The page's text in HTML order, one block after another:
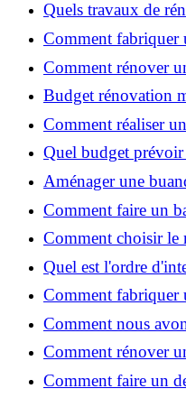
Quels travaux de
éligibles à
Comment fabriquer
maison ?
Comment rénover
ruiner ?
Budget rénovation
astuces
Comment réaliser
maison efficace ?
Quel budget
2026 ?
Aménager une
de place pour un
Comment faire un
fait maison ?
Comment choisir
travaux de
Quel est l'ordre
rénovation ?
Comment fabriquer
naturel pour cheveux
Comment nous
(Ré)HABITER
?
Comment rénover
: techniques, coûts et
Comment faire un